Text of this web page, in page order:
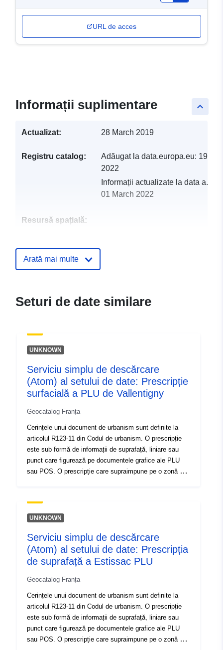
URL de acces
keyboard_arrow_up
Informații suplimentare
Actualizat: 28 March 2019
Registru catalog: Adăugat la data.europa.eu: 19
2022
Informații actualizate la data
01 March 2022
Resursă spațială:
69c89922a16b
Tip:
Resursă:
http://inspire.ec.europa.eu/
codelist/SpatialDataServiceType/
Arată mai multe
Seturi de date similare
UNKNOWN
Serviciu simplu de descărcare
(Atom) al setului de date: Prescripție
surfacială a PLU de Vallentigny
Geocatalog Franța
Cerințele unui document de urbanism sunt definite la
articolul R123-11 din Codul de urbanism. O prescripție
este sub formă de informații de suprafață, liniare sau
punct care figurează pe documentele grafice ale PLU
sau POS. O prescripție care supraimpune pe o zonă a
UNKNOWN
Serviciu simplu de descărcare
(Atom) al setului de date: Prescripția
de suprafață a Estissac PLU
Geocatalog Franța
Cerințele unui document de urbanism sunt definite la
articolul R123-11 din Codul de urbanism. O prescripție
este sub formă de informații de suprafață, liniare sau
punct care figurează pe documentele grafice ale PLU
sau POS. O prescripție care supraimpune pe o zonă a